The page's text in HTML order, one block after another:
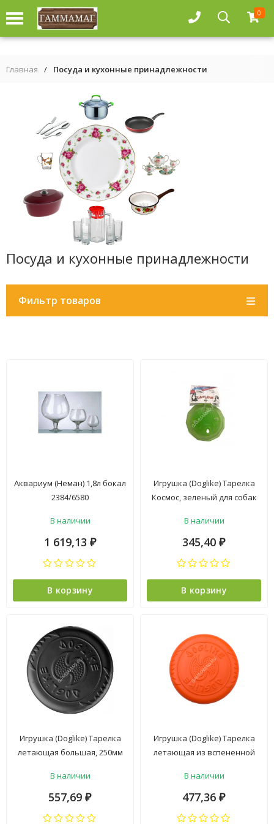
0
Главная / Посуда и кухонные принадлежности
Посуда и кухонные принадлежности
Фильтр товаров
Аквариум (Неман) 1,8л бокал
2384/6580
В наличии
1 619,13 ₽
В корзину
Игрушка (Doglike) Тарелка
Космос, зеленый для собак
В наличии
345,40 ₽
В корзину
Игрушка (Doglike) Тарелка
летающая большая, 250мм
В наличии
557,69 ₽
Игрушка (Doglike) Тарелка
летающая из вспененной
25*2,3см, оранжевая для
собак (DT-7335)
В наличии
477,36 ₽